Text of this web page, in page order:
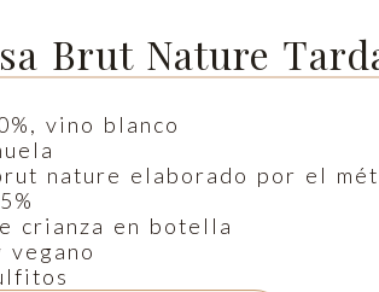
Brut Nature
vino blanco
nature elaborado por el
crianza en botella
vegano